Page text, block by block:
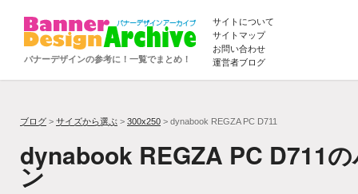
バナーデザインの参考に！一覧でまとめ！
サイトについて
サイトマップ
お問い合わせ
運営者ブログ
ブログ > サイズから選ぶ > 300x250 > dynabook REGZA PC D711
dynabook REGZA PC D711
ン